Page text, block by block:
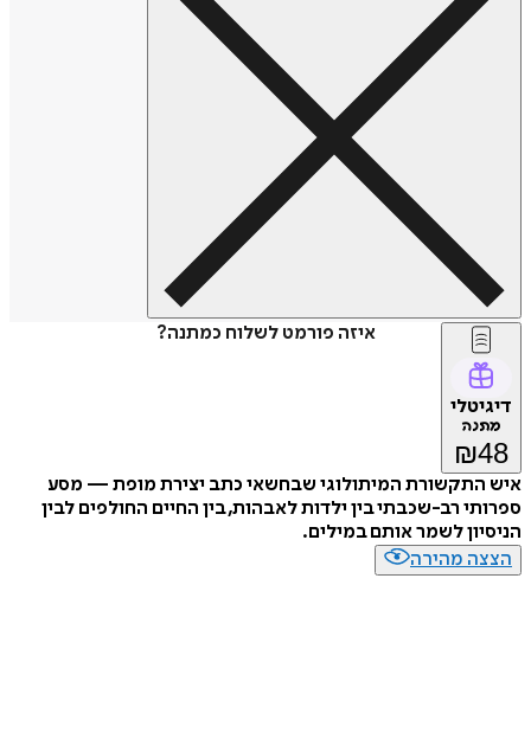
איזה פורמט לשלוח כמתנה?
דיגיטלי
מתנה
₪48
איש התקשורת המיתולוגי שבחשאי כתב יצירת מופת — מסע
ספרותי רב-שכבתי בין ילדות לאבהות, בין החיים החולפים לבין
הניסיון לשמר אותם במילים.
הצצה מהירה